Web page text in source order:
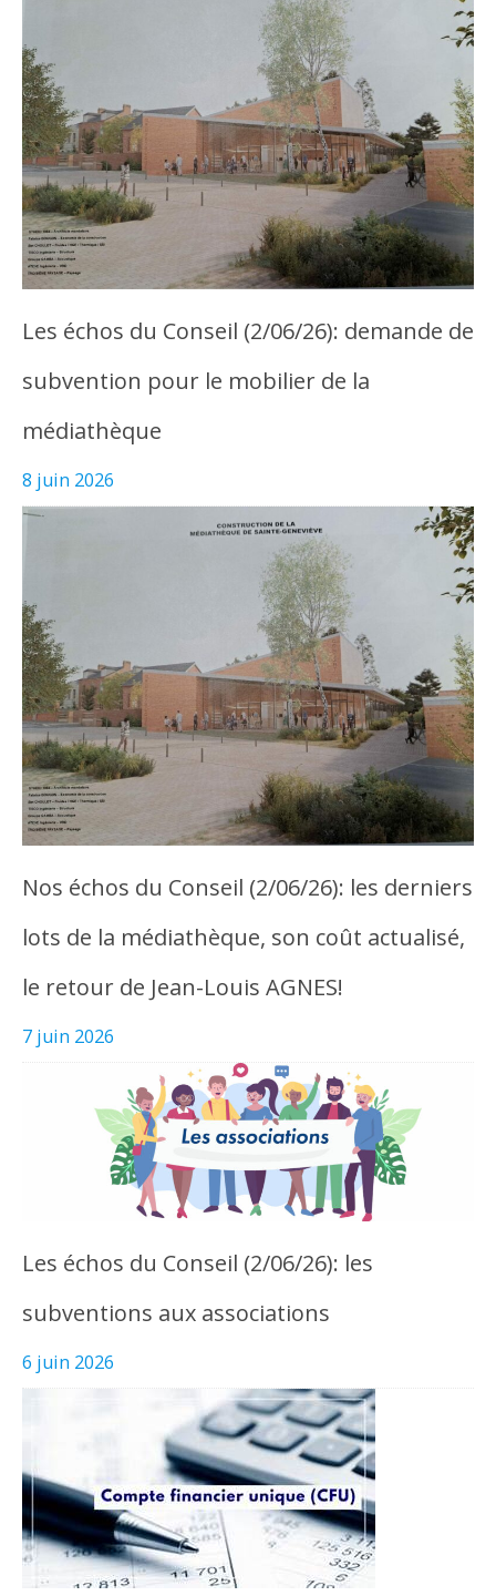
Les échos du Conseil (2/06/26): demande de
subvention pour le mobilier de la
médiathèque
8 juin 2026
Nos échos du Conseil (2/06/26): les derniers
lots de la médiathèque, son coût actualisé,
le retour de Jean-Louis AGNES!
7 juin 2026
Les échos du Conseil (2/06/26): les
subventions aux associations
6 juin 2026